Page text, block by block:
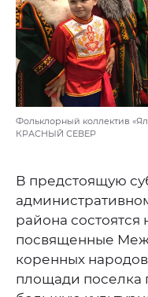
Фольклорный коллектив
КРАСНЫЙ СЕВЕР
В предстоящую
района состоятся
посвященные
коренных
площади поселка